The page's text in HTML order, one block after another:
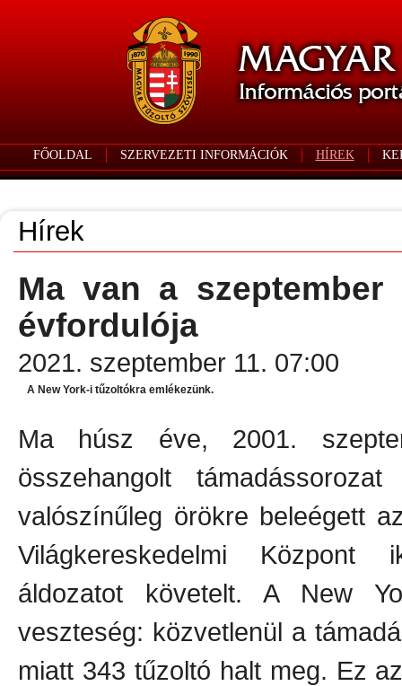
FŐOLDAL SZERVEZETI INFORMÁCIÓK HÍREK
Hírek
Ma van a szeptember
évfordulója
2021. szeptember 11. 07:00
A New York-i tűzoltókra emlékezünk.
Ma húsz éve, 2001.
összehangolt
valószínűleg örökre beleégett
Világkereskedelmi Központ
áldozatot követelt. A New
veszteség: közvetlenül a
miatt 343 tűzoltó halt meg. Ez